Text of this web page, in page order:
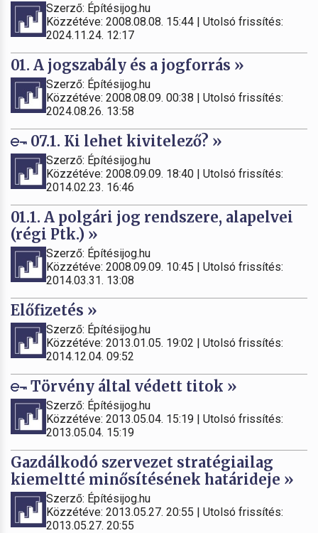
Szerző: Építésijog.hu
Közzétéve: 2008.08.08. 15:44 | Utolsó frissítés:
2024.11.24. 12:17
01. A jogszabály és a jogforrás »
Szerző: Építésijog.hu
Közzétéve: 2008.08.09. 00:38 | Utolsó frissítés:
2024.08.26. 13:58
07.1. Ki lehet kivitelező? »
Szerző: Építésijog.hu
Közzétéve: 2008.09.09. 18:40 | Utolsó frissítés:
2014.02.23. 16:46
01.1. A polgári jog rendszere, alapelvei
(régi Ptk.) »
Szerző: Építésijog.hu
Közzétéve: 2008.09.09. 10:45 | Utolsó frissítés:
2014.03.31. 13:08
Előfizetés »
Szerző: Építésijog.hu
Közzétéve: 2013.01.05. 19:02 | Utolsó frissítés:
2014.12.04. 09:52
Törvény által védett titok »
Szerző: Építésijog.hu
Közzétéve: 2013.05.04. 15:19 | Utolsó frissítés:
2013.05.04. 15:19
Gazdálkodó szervezet stratégiailag
kiemeltté minősítésének határideje »
Szerző: Építésijog.hu
Közzétéve: 2013.05.27. 20:55 | Utolsó frissítés:
2013.05.27. 20:55